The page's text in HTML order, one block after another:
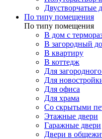
Двустворчатые
По типу помещения
По типу помещения
В дом с
В загородный
В квартиру
В коттедж
Для
Для
Для офиса
Для храма
Со скрытыми
Этажные двери
Гаражные двери
Двери в